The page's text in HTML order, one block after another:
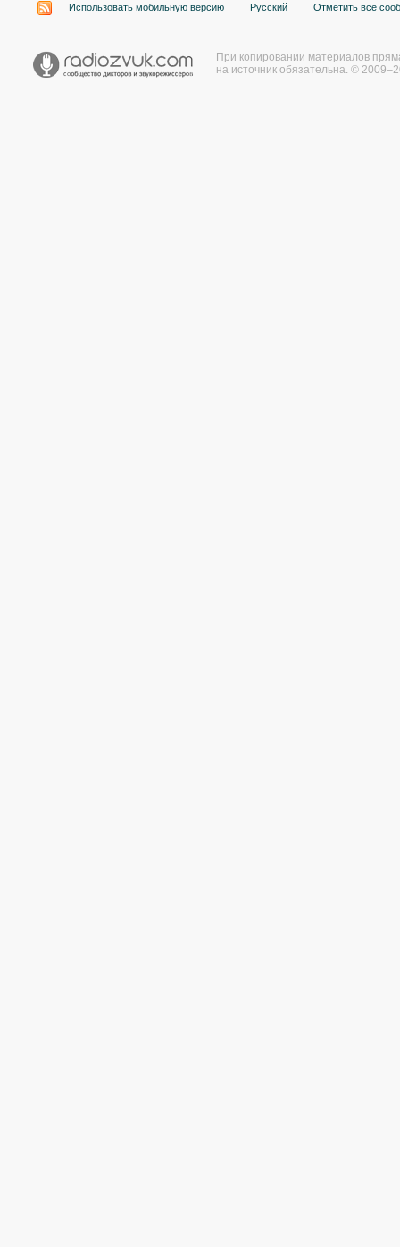
Использовать мобильную версию Русский Отметить все
При копировании материалов
на источник обязательна. ©